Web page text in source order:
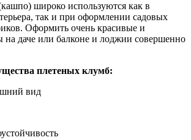
широко используются как в
так и при оформлении садовых
Оформить очень красивые и
даче или балконе и лоджии совершенно
плетеных клумб:
вид